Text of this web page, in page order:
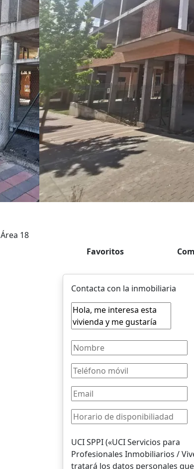
Área 18
Favoritos
Contacta con la inmobiliaria
UCI SPPI («UCI Servicios para
Profesionales Inmobiliarios /
tratará los datos personales